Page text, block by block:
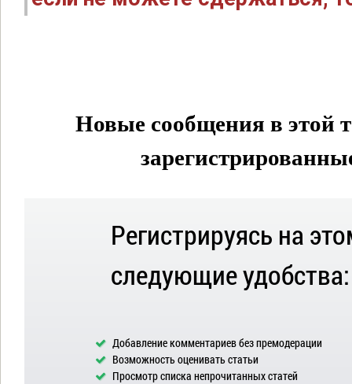
Новые сообщения в этой
Регистрируясь на
следующие удобства:
Добавление комментариев без премодерации
Возможность оценивать статьи
Просмотр списка непрочитанных статей